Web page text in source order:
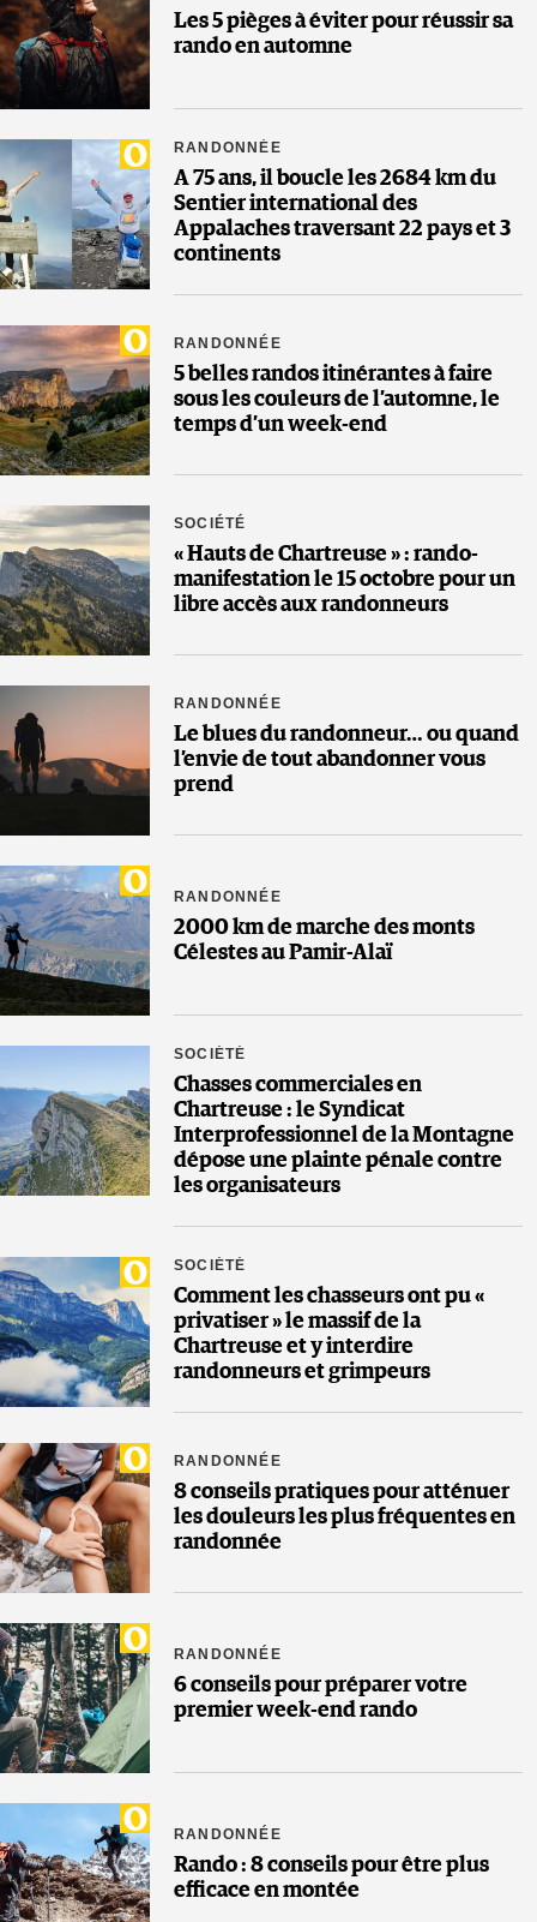
Les 5 pièges à éviter pour réussir sa
rando en automne
RANDONNÉE
A 75 ans, il boucle les 2684 km du
Sentier international des
Appalaches traversant 22 pays et 3
continents
RANDONNÉE
5 belles randos itinérantes à faire
sous les couleurs de l’automne, le
temps d’un week-end
SOCIÉTÉ
« Hauts de Chartreuse » : rando-
manifestation le 15 octobre pour un
libre accès aux randonneurs
RANDONNÉE
Le blues du randonneur… ou quand
l’envie de tout abandonner vous
prend
RANDONNÉE
2000 km de marche des monts
Célestes au Pamir-Alaï
SOCIÉTÉ
Chasses commerciales en
Chartreuse : le Syndicat
Interprofessionnel de la Montagne
dépose une plainte pénale contre
les organisateurs
SOCIÉTÉ
Comment les chasseurs ont pu «
privatiser » le massif de la
Chartreuse et y interdire
randonneurs et grimpeurs
RANDONNÉE
8 conseils pratiques pour atténuer
les douleurs les plus fréquentes en
randonnée
RANDONNÉE
6 conseils pour préparer votre
premier week-end rando
RANDONNÉE
Rando : 8 conseils pour être plus
efficace en montée